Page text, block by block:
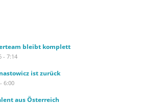
bleibt komplett
- 7:14
ist zurück
6:00
aus Österreich